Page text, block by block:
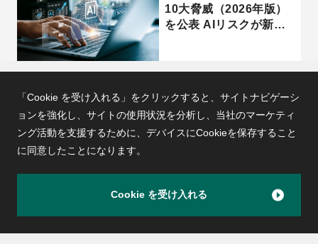
10大脅威（2026年版）
を公表 AIリスクが新た
サプライチェーン強化に
★5の違いと企業が今やPageTOP
「Cookie を受け入れる」をクリックすると、サイトナビゲーシ
ョンを強化し、サイトの使用状況を分析し、 当社のマーケティ
ング活動を支援するために、デバイスにCookieを保存すること
に同意したことになります。
Cookie を受け入れる